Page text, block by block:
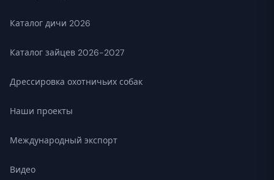
Каталог дичи 2026
Каталог зайцев 2026-2027
Дрессировка охотничьих собак
Наши проекты
Международный экспорт
Видео